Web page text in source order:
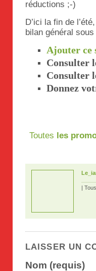
réductions ;-)
D’ici la fin de
bilan général
Ajouter ce
Consulter
Consulter
Donnez
Toutes les
|
LAISSER UN
Nom (requis)